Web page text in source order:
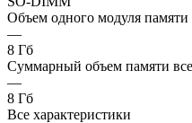
Объем одного модуля памяти
—
8 Гб
Суммарный объем памяти
—
8 Гб
Все характеристики